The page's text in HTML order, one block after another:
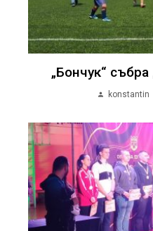
„Бончук“
konstantin